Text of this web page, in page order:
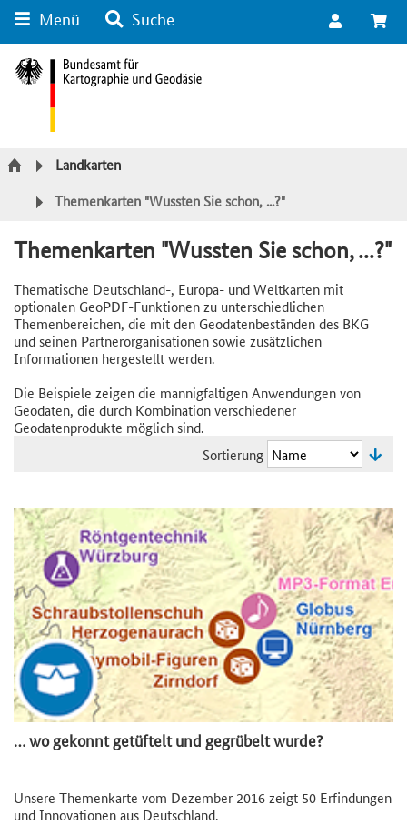
Kategorie Navigation
Menü Suche
Landkarten
Themenkarten "Wussten Sie schon, ...?"
Themenkarten "Wussten Sie schon, ...?"
Thematische Deutschland-, Europa- und Weltkarten mit
optionalen GeoPDF-Funktionen zu unterschiedlichen
Themenbereichen, die mit den Geodatenbeständen des BKG
und seinen Partnerorganisationen sowie zusätzlichen
Informationen hergestellt werden.
Die Beispiele zeigen die mannigfaltigen Anwendungen von
Geodaten, die durch Kombination verschiedener
Geodatenprodukte möglich sind.
Sortierung
… wo gekonnt getüftelt und gegrübelt wurde?
Unsere Themenkarte vom Dezember 2016 zeigt 50 Erfindungen
und Innovationen aus Deutschland.